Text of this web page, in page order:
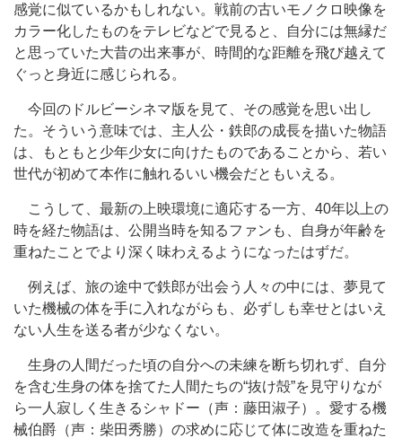
感覚に似ているかもしれない。戦前の古いモノクロ映像を
カラー化したものをテレビなどで見ると、自分には無縁だ
と思っていた大昔の出来事が、時間的な距離を飛び越えて
ぐっと身近に感じられる。
今回のドルビーシネマ版を見て、その感覚を思い出し
た。そういう意味では、主人公・鉄郎の成長を描いた物語
は、もともと少年少女に向けたものであることから、若い
世代が初めて本作に触れるいい機会だともいえる。
こうして、最新の上映環境に適応する一方、40年以上の
時を経た物語は、公開当時を知るファンも、自身が年齢を
重ねたことでより深く味わえるようになったはずだ。
例えば、旅の途中で鉄郎が出会う人々の中には、夢見て
いた機械の体を手に入れながらも、必ずしも幸せとはいえ
ない人生を送る者が少なくない。
生身の人間だった頃の自分への未練を断ち切れず、自分
を含む生身の体を捨てた人間たちの“抜け殻”を見守りなが
ら一人寂しく生きるシャドー（声：藤田淑子）。愛する機
械伯爵（声：柴田秀勝）の求めに応じて体に改造を重ねた